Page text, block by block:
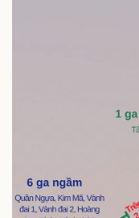
Lịch thi đấu bóng đá
Thế giới thể thao